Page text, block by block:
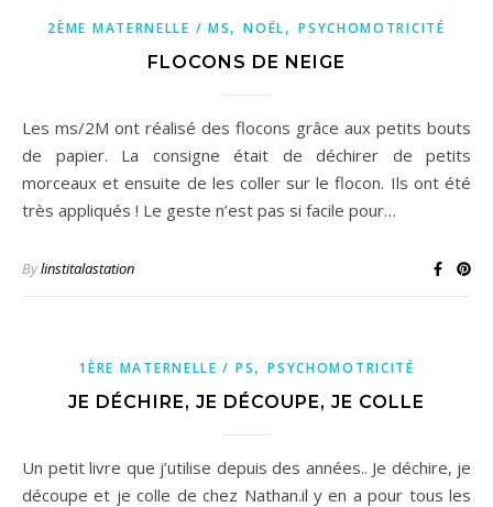
2ÈME MATERNELLE / MS,NOËL,PSYCHOMOTRICITÉ
FLOCONS DE NEIGE
Les ms/2M ont réalisé des flocons grâce aux petits bouts
de papier. La consigne était de déchirer de petits
morceaux et ensuite de les coller sur le flocon. Ils ont été
très appliqués ! Le geste n’est pas si facile pour…
Bylinstitalastation
1ÈRE MATERNELLE / PS,PSYCHOMOTRICITÉ
JE DÉCHIRE, JE DÉCOUPE, JE COLLE
Un petit livre que j’utilise depuis des années.. Je déchire, je
découpe et je colle de chez Nathan.il y en a pour tous les